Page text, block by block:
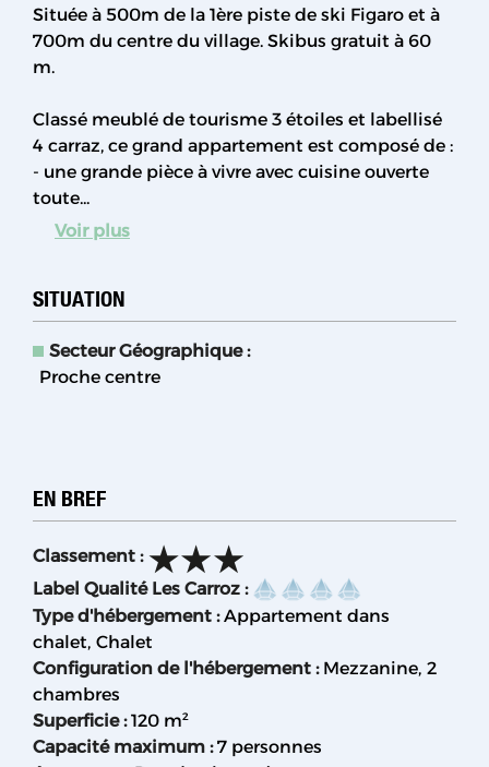
Située à 500m de la 1ère piste de ski Figaro et à
700m du centre du village. Skibus gratuit à 60
m.
Classé meublé de tourisme 3 étoiles et labellisé
4 carraz, ce grand appartement est composé de :
- une grande pièce à vivre avec cuisine ouverte
toute...
Voir plus
SITUATION
Secteur Géographique :
Proche centre
EN BREF
Classement :
Label Qualité Les Carroz :
Type d'hébergement : Appartement dans
chalet Chalet
Configuration de l'hébergement : Mezzanine 2
chambres
Superficie: 120 m²
Capacité maximum : 7 personnes